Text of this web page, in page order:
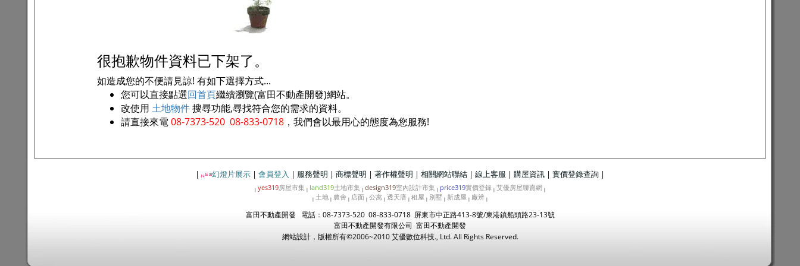
很抱歉物件資料已下架了。
如造成您的不便請見諒! 有如下選擇方式...
您可以直接點選回首頁繼續瀏覽(富田不動產開發)網站。
改使用 土地物件搜尋功能,尋找符合您的需求的資料。
請直接來電08-7373-520 08-833-0718 ，我們會以最用心的態度為您服務!
| 幻燈片展示 | 會員登入 | 服務聲明 | 商標聲明 | 著作權聲明 | 相關網站聯結 | 線上客服 | 購屋資訊 | 實價登錄查詢 |
| yes319房屋市集 | land319土地市集 | design319室內設計市集 | price319實價登錄 | 艾優房屋聯賣網 |
| 土地 | 農舍 | 店面 | 公寓 | 透天庴 | 租屋 | 別墅 | 新成屋 | 廠辨 |
富田不動產開發 電話：08-7373-520 08-833-0718 屏東市中正路413-8號/東港鎮船頭路23-13號
富田不動產開發有限公司 富田不動產開發
網站設計，版權所有©2006~2010艾優數位科技., Ltd. All Rights Reserved.